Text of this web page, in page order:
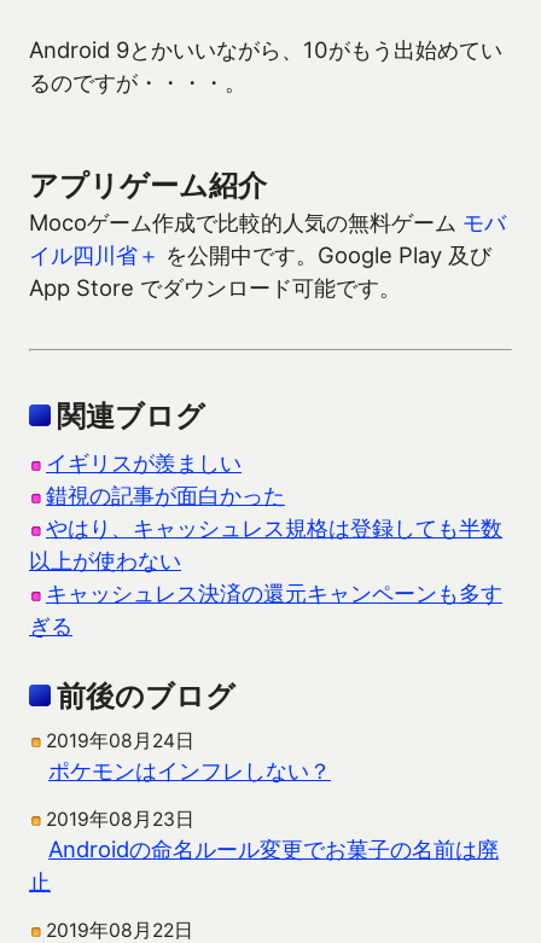
Android 9とかいいながら、10がもう出始めてい
るのですが・・・・。
アプリゲーム紹介
Mocoゲーム作成で比較的人気の無料ゲーム モバ
イル四川省＋ を公開中です。Google Play 及び
App Store でダウンロード可能です。
関連ブログ
イギリスが羨ましい
錯視の記事が面白かった
やはり、キャッシュレス規格は登録しても半数
以上が使わない
キャッシュレス決済の還元キャンペーンも多す
ぎる
前後のブログ
2019年08月24日
ポケモンはインフレしない？
2019年08月23日
Androidの命名ルール変更でお菓子の名前は廃
止
2019年08月22日